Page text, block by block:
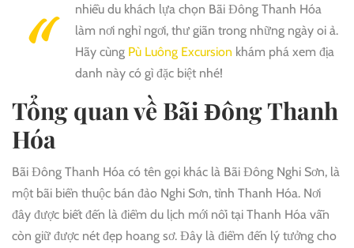
nhiều du khách lựa chọn Bãi Đông Thanh Hóa
làm nơi nghỉ ngơi, thư giãn trong những ngày oi ả.
Hãy cùng Pù Luông Excursion khám phá xem địa
danh này có gì đặc biệt nhé!
Tổng quan về Bãi Đông Thanh
Hóa
Bãi Đông Thanh Hóa có tên gọi khác là Bãi Đông Nghi Sơn, là
một bãi biển thuộc bán đảo Nghi Sơn, tỉnh Thanh Hóa. Nơi
đây được biết đến là điểm du lịch mới nổi tại Thanh Hóa vẫn
còn giữ được nét đẹp hoang sơ. Đây là điểm đến lý tưởng cho